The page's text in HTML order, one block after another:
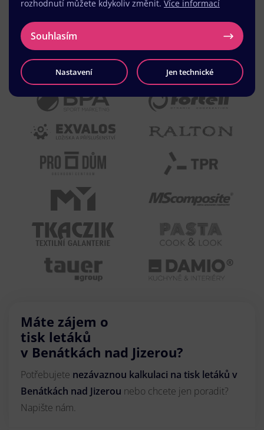
Máte zájem o
tisk letáků
v Benátkách nad Jizerou?
Potřebujete nezávaznou kalkulaci na tisk letáků v
Benátkách nad Jizerou nebo chcete jen poradit?
Napište nám.
rozhodnutí můžete kdykoliv změnit. Více informací
Souhlasím
Nastavení Jen technické